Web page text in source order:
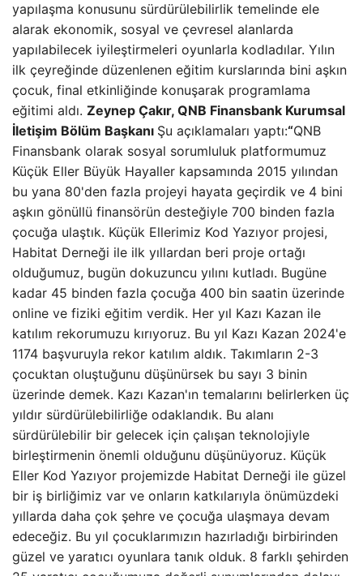
yapılaşma konusunu sürdürülebilirlik temelinde ele
alarak ekonomik, sosyal ve çevresel alanlarda
yapılabilecek iyileştirmeleri oyunlarla kodladılar. Yılın
ilk çeyreğinde düzenlenen eğitim kurslarında bini aşkın
çocuk, final etkinliğinde konuşarak programlama
eğitimi aldı. Zeynep Çakır, QNB Finansbank Kurumsal
İletişim Bölüm Başkanı Şu açıklamaları yaptı:“QNB
Finansbank olarak sosyal sorumluluk platformumuz
Küçük Eller Büyük Hayaller kapsamında 2015 yılından
bu yana 80'den fazla projeyi hayata geçirdik ve 4 bini
aşkın gönüllü finansörün desteğiyle 700 binden fazla
çocuğa ulaştık. Küçük Ellerimiz Kod Yazıyor projesi,
Habitat Derneği ile ilk yıllardan beri proje ortağı
olduğumuz, bugün dokuzuncu yılını kutladı. Bugüne
kadar 45 binden fazla çocuğa 400 bin saatin üzerinde
online ve fiziki eğitim verdik. Her yıl Kazı Kazan ile
katılım rekorumuzu kırıyoruz. Bu yıl Kazı Kazan 2024'e
1174 başvuruyla rekor katılım aldık. Takımların 2-3
çocuktan oluştuğunu düşünürsek bu sayı 3 binin
üzerinde demek. Kazı Kazan'ın temalarını belirlerken üç
yıldır sürdürülebilirliğe odaklandık. Bu alanı
sürdürülebilir bir gelecek için çalışan teknolojiyle
birleştirmenin önemli olduğunu düşünüyoruz. Küçük
Eller Kod Yazıyor projemizde Habitat Derneği ile güzel
bir iş birliğimiz var ve onların katkılarıyla önümüzdeki
yıllarda daha çok şehre ve çocuğa ulaşmaya devam
edeceğiz. Bu yıl çocuklarımızın hazırladığı birbirinden
güzel ve yaratıcı oyunlara tanık olduk. 8 farklı şehirden